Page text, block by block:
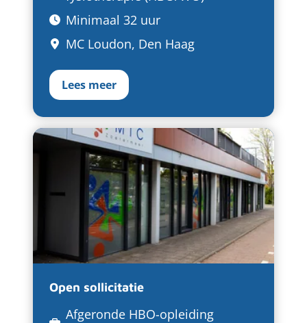
Minimaal 32 uur
MC Loudon, Den Haag
Lees meer
Open sollicitatie
Afgeronde HBO-opleiding